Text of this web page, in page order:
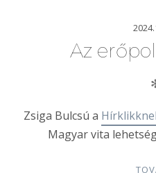
Az
Zsiga Bulcsú a
Magyar vita